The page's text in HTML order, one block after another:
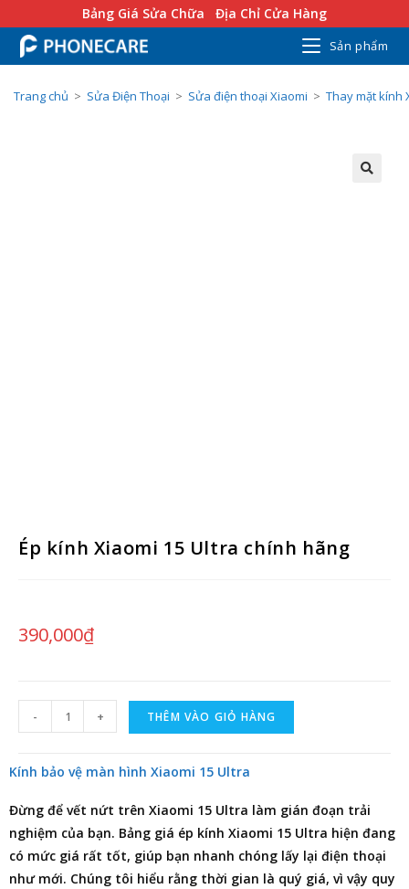
Bảng Giá Sửa Chữa Địa Chỉ Cửa Hàng
Sản phẩm
Trang chủ > Sửa Điện Thoại > Sửa điện thoại Xiaomi > Thay mặt kính
Ép kính Xiaomi 15 Ultra chính hãng
390,000₫
- + THÊM VÀO GIỎ HÀNG
Kính bảo vệ màn hình Xiaomi 15 Ultra
Đừng để vết nứt trên Xiaomi 15 Ultra làm gián đoạn trải
nghiệm của bạn. Bảng giá ép kính Xiaomi 15 Ultra hiện đang
có mức giá rất tốt, giúp bạn nhanh chóng lấy lại điện thoại
như mới. Chúng tôi hiểu rằng thời gian là quý giá, vì vậy quy